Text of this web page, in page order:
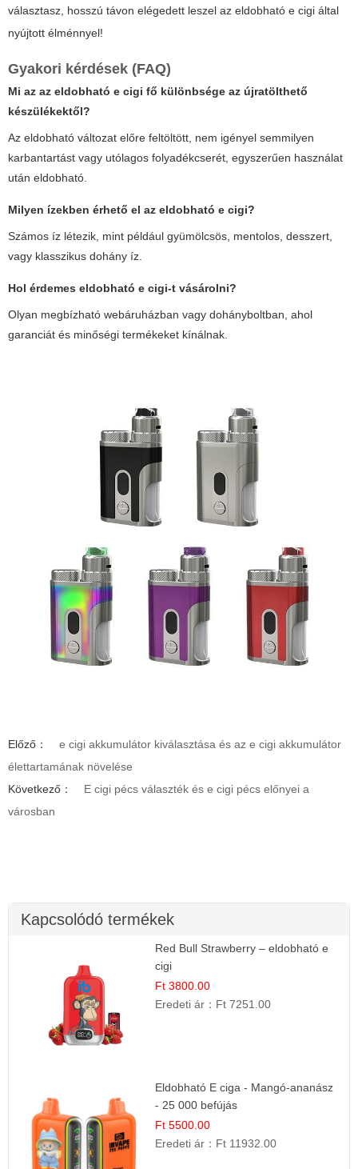
választasz, hosszú távon elégedett leszel az eldobható e cigi által
nyújtott élménnyel!
Gyakori kérdések (FAQ)
Mi az az eldobható e cigi fő különbsége az újratölthető
készülékektől?
Az eldobható változat előre feltöltött, nem igényel semmilyen
karbantartást vagy utólagos folyadékcserét, egyszerűen használat
után eldobható.
Milyen ízekben érhető el az eldobható e cigi?
Számos íz létezik, mint például gyümölcsös, mentolos, desszert,
vagy klasszikus dohány íz.
Hol érdemes eldobható e cigi-t vásárolni?
Olyan megbízható webáruházban vagy dohányboltban, ahol
garanciát és minőségi termékeket kínálnak.
Előző：
e cigi akkumulátor kiválasztása és az e cigi akkumulátor
élettartamának növelése
Következő：
E cigi pécs választék és e cigi pécs előnyei a
városban
Kapcsolódó termékek
Red Bull Strawberry – eldobható e
cigi
Ft 3800.00
Eredeti ár： Ft 7251.00
Eldobható E ciga - Mangó-ananász
- 25 000 befújás
Ft 5500.00
Eredeti ár： Ft 11932.00